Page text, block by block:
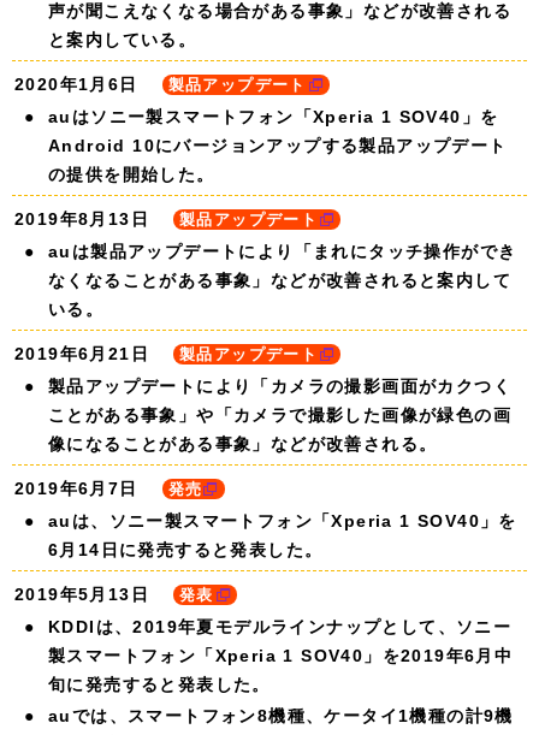
声が聞こえなくなる場合がある事象」などが改善される
と案内している。
2020年1月6日 製品アップデート
auはソニー製スマートフォン「Xperia 1 SOV40」を
Android 10にバージョンアップする製品アップデート
の提供を開始した。
2019年8月13日 製品アップデート
auは製品アップデートにより「まれにタッチ操作ができ
なくなることがある事象」などが改善されると案内して
いる。
2019年6月21日 製品アップデート
製品アップデートにより「カメラの撮影画面がカクつく
ことがある事象」や「カメラで撮影した画像が緑色の画
像になることがある事象」などが改善される。
2019年6月7日 発売
auは、ソニー製スマートフォン「Xperia 1 SOV40」を
6月14日に発売すると発表した。
2019年5月13日 発表
KDDIは、2019年夏モデルラインナップとして、ソニー
製スマートフォン「Xperia 1 SOV40」を2019年6月中
旬に発売すると発表した。
auでは、スマートフォン8機種、ケータイ1機種の計9機